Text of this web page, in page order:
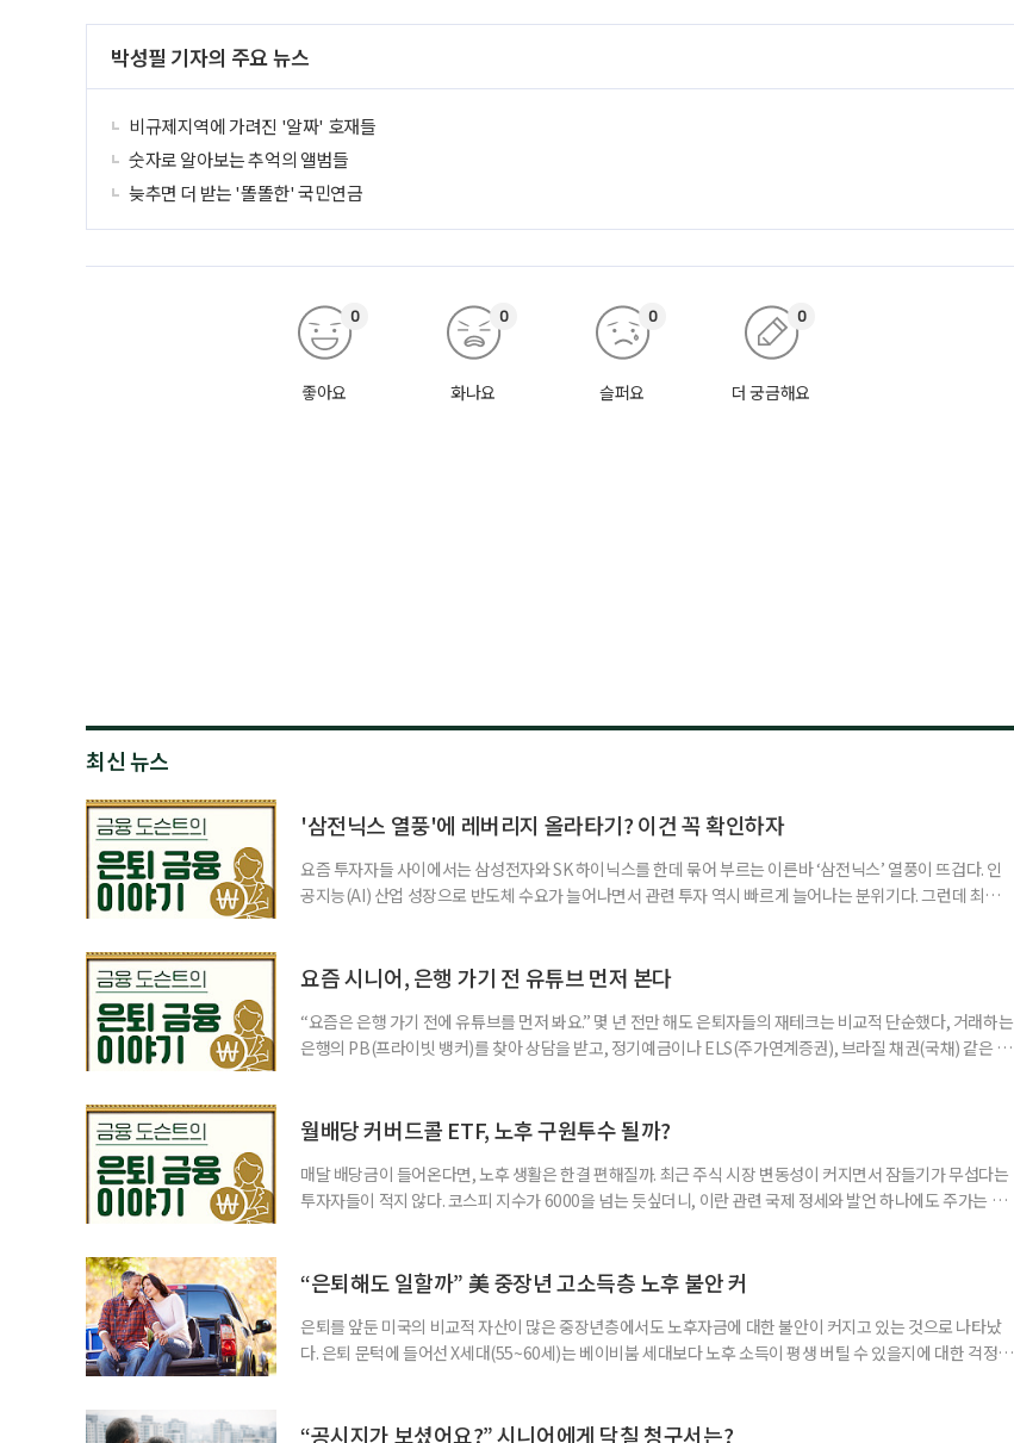
박성필 기자의 주요 뉴스
비규제지역에 가려진 '알짜' 호재들
숫자로 알아보는 추억의 앨범들
늦추면 더 받는 '똘똘한' 국민연금
좋아요
0
화나요
0
슬퍼요
0
더 궁금해요
0
최신 뉴스
'삼전닉스 열풍'에 레버리지 올라타기? 이건 꼭 확인하자
요즘 투자자들 사이에서는 삼성전자와 SK 하이닉스를 한데 묶어 부르는 이른바 ‘삼전닉스’ 열풍이 뜨겁다. 인
공지능(AI) 산업 성장으로 반도체 수요가 늘어나면서 관련 투자 역시 빠르게 늘어나는 분위기다. 그런데 최근
투자자라면 반드시 알아야 할 핵심 위험 요소를 짚어본다. 수익도 2배, 손실도 2배… 레버리지의 두 얼
요즘 시니어, 은행 가기 전 유튜브 먼저 본다
“요즘은 은행 가기 전에 유튜브를 먼저 봐요.” 몇 년 전만 해도 은퇴자들의 재테크는 비교적 단순했다, 거래하는
은행의 PB(프라이빗 뱅커)를 찾아 상담을 받고, 정기예금이나 ELS(주가연계증권), 브라질 채권(국채) 같은 고
브에서 정보를 서울에 사는 60대 A 씨는 최근 IRP(개인형퇴직연금) 계좌를 직접 손보기 시작했
월배당 커버드콜 ETF, 노후 구원투수 될까?
매달 배당금이 들어온다면, 노후 생활은 한결 편해질까. 최근 주식 시장 변동성이 커지면서 잠들기가 무섭다는
투자자들이 적지 않다. 코스피 지수가 6000을 넘는 듯싶더니, 이란 관련 국제 정세와 발언 하나에도 주가는 오
에서도 월배당 커버드콜 ETF는 은퇴자와 은퇴를 앞둔 이들에게 ‘매달 들어오는 돈’이라는 점에서 다시 주목
“은퇴해도 일할까” 美 중장년 고소득층 노후 불안 커
은퇴를 앞둔 미국의 비교적 자산이 많은 중장년층에서도 노후자금에 대한 불안이 커지고 있는 것으로 나타났
다. 은퇴 문턱에 들어선 X세대(55~60세)는 베이비붐 세대보다 노후 소득이 평생 버틸 수 있을지에 대한 걱정이
고 있다는 뜻으로 읽힌다. 지난 1일 미국의 은퇴보장 전문 보험·금융회사 글로벌애틀랜틱이 발표한 ‘
“공시지가 보셨어요?” 시니어에게 닥칠 청구서는?